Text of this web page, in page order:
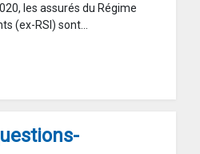
les assurés du Régime
(ex-RSI) sont...